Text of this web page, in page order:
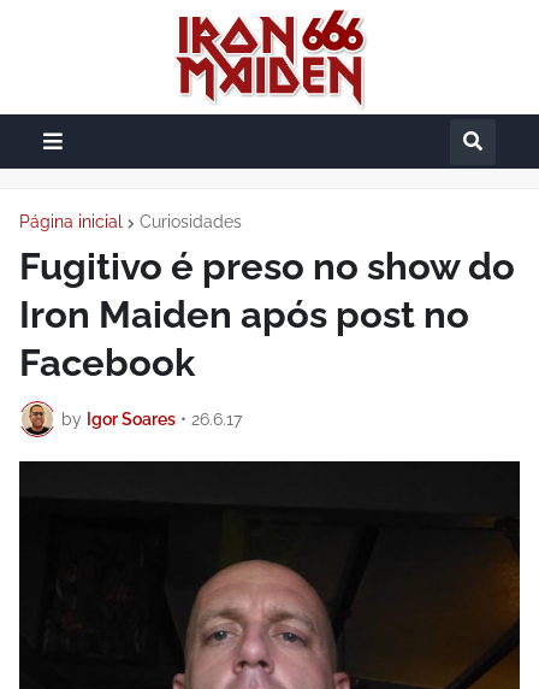
Página inicial Curiosidades
Fugitivo é preso no show do
Iron Maiden após post no
Facebook
by Igor Soares • 26.6.17